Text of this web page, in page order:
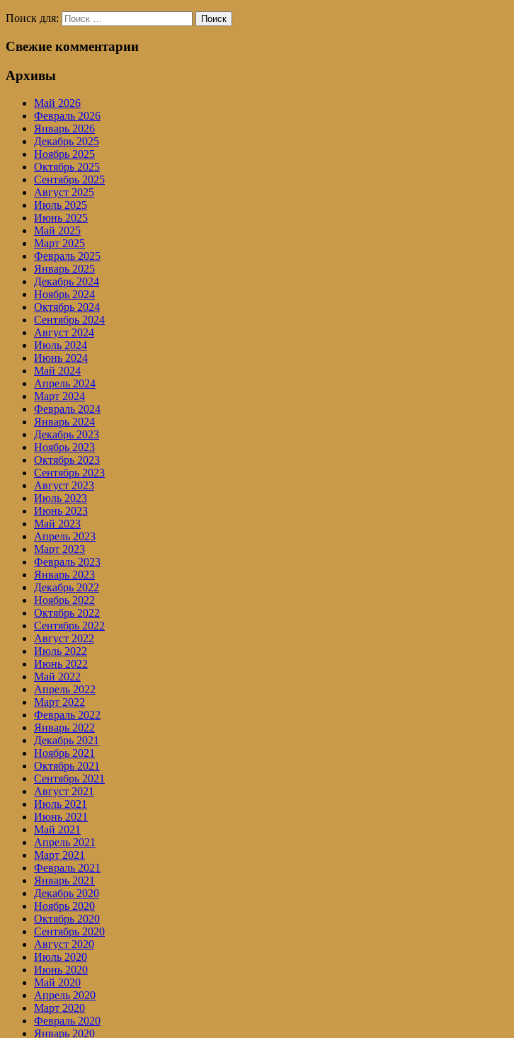
Поиск для: Поиск
Свежие комментарии
Архивы
Май 2026
Февраль 2026
Январь 2026
Декабрь 2025
Ноябрь 2025
Октябрь 2025
Сентябрь 2025
Август 2025
Июль 2025
Июнь 2025
Май 2025
Март 2025
Февраль 2025
Январь 2025
Декабрь 2024
Ноябрь 2024
Октябрь 2024
Сентябрь 2024
Август 2024
Июль 2024
Июнь 2024
Май 2024
Апрель 2024
Март 2024
Февраль 2024
Январь 2024
Декабрь 2023
Ноябрь 2023
Октябрь 2023
Сентябрь 2023
Август 2023
Июль 2023
Июнь 2023
Май 2023
Апрель 2023
Март 2023
Февраль 2023
Январь 2023
Декабрь 2022
Ноябрь 2022
Октябрь 2022
Сентябрь 2022
Август 2022
Июль 2022
Июнь 2022
Май 2022
Апрель 2022
Март 2022
Февраль 2022
Январь 2022
Декабрь 2021
Ноябрь 2021
Октябрь 2021
Сентябрь 2021
Август 2021
Июль 2021
Июнь 2021
Май 2021
Апрель 2021
Март 2021
Февраль 2021
Январь 2021
Декабрь 2020
Ноябрь 2020
Октябрь 2020
Сентябрь 2020
Август 2020
Июль 2020
Июнь 2020
Май 2020
Апрель 2020
Март 2020
Февраль 2020
Январь 2020